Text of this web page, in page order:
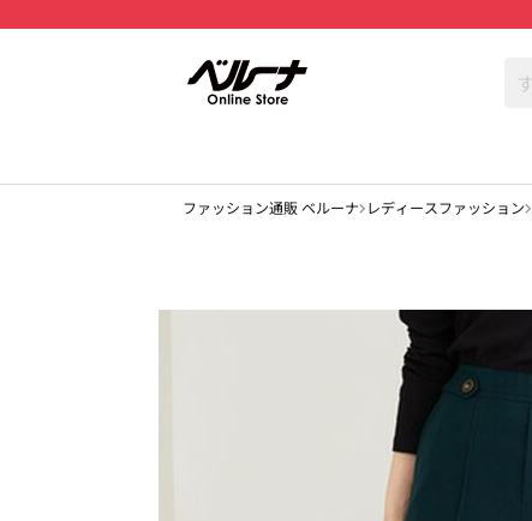
ファッション通販 ベルーナ レディースファッション